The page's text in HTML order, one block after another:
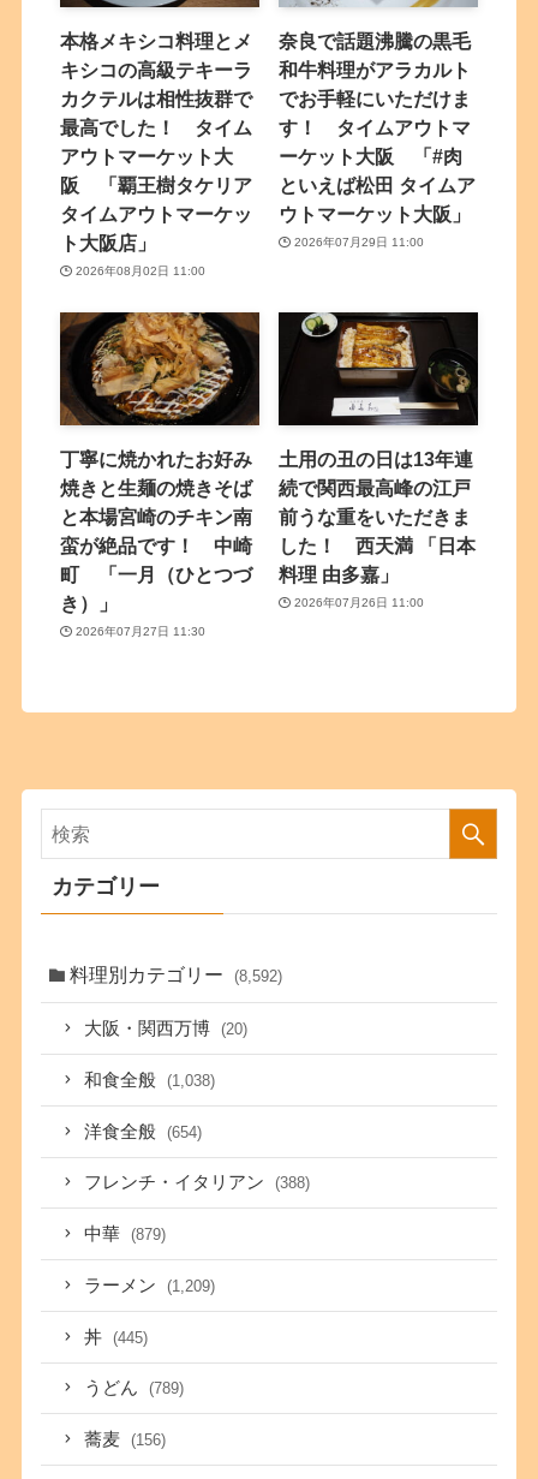
本格メキシコ料理とメ
キシコの高級テキーラ
カクテルは相性抜群で
最高でした！ タイム
アウトマーケット大
阪 「覇王樹タケリア
タイムアウトマーケッ
ト大阪店」
2026年08月02日 11:00
奈良で話題沸騰の黒毛
和牛料理がアラカルト
でお手軽にいただけま
す！ タイムアウトマ
ーケット大阪 「#肉
といえば松田 タイムア
ウトマーケット大阪」
2026年07月29日 11:00
丁寧に焼かれたお好み
焼きと生麺の焼きそば
と本場宮崎のチキン南
蛮が絶品です！ 中崎
町 「一月（ひとつづ
き）」
2026年07月27日 11:30
土用の丑の日は13年連
続で関西最高峰の江戸
前うな重をいただきま
した！ 西天満 「日本
料理 由多嘉」
2026年07月26日 11:00
カテゴリー
料理別カテゴリー (8,592)
大阪・関西万博 (20)
和食全般 (1,038)
洋食全般 (654)
フレンチ・イタリアン (388)
中華 (879)
ラーメン (1,209)
丼 (445)
うどん (789)
蕎麦 (156)